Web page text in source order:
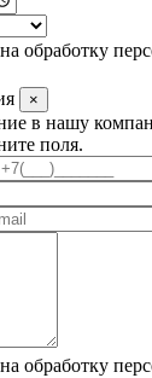
на обработку
×
в нашу
поля.
на обработку